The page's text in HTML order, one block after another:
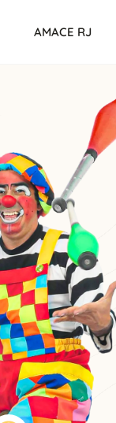
AMACE RJ